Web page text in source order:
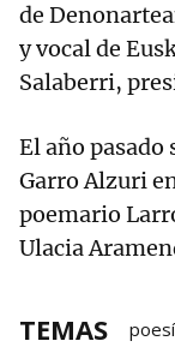
de
y vocal de
Salaberri,
El año
Garro Alzuri
poemario
Ulacia
TEMAS